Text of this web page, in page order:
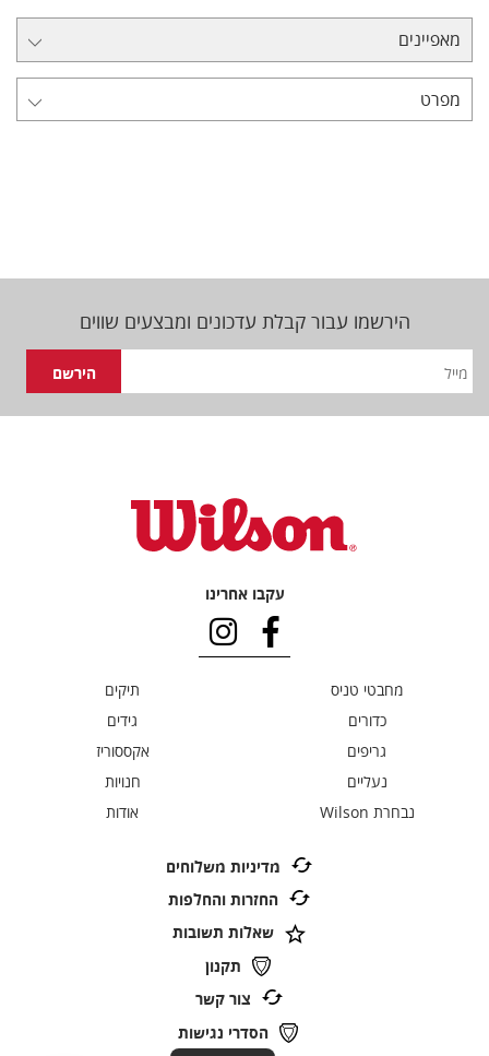
מאפיינים
מפרט
הירשמו עבור קבלת עדכונים ומבצעים שווים
עקבו אחרינו
מחבטי טניס
תיקים
כדורים
גידים
גריפים
אקססוריז
נעליים
חנויות
נבחרת Wilson
אודות
מדיניות משלוחים
החזרות והחלפות
שאלות תשובות
תקנון
צור קשר
הסדרי נגישות